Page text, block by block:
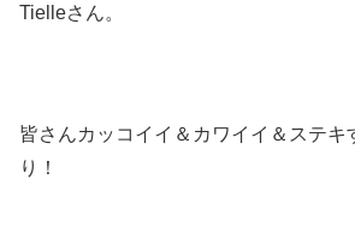
Tielleさん。
皆さんカッコイイ＆カワイイ＆ステキ
り！